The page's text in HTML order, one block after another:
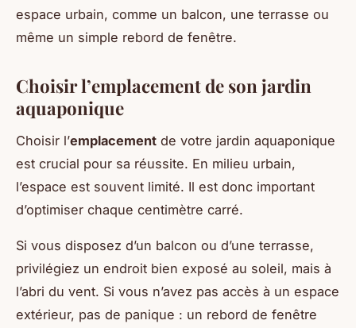
espace urbain, comme un balcon, une terrasse ou
même un simple rebord de fenêtre.
Choisir l’emplacement de son jardin
aquaponique
Choisir l’emplacement de votre jardin aquaponique
est crucial pour sa réussite. En milieu urbain,
l’espace est souvent limité. Il est donc important
d’optimiser chaque centimètre carré.
Si vous disposez d’un balcon ou d’une terrasse,
privilégiez un endroit bien exposé au soleil, mais à
l’abri du vent. Si vous n’avez pas accès à un espace
extérieur, pas de panique : un rebord de fenêtre